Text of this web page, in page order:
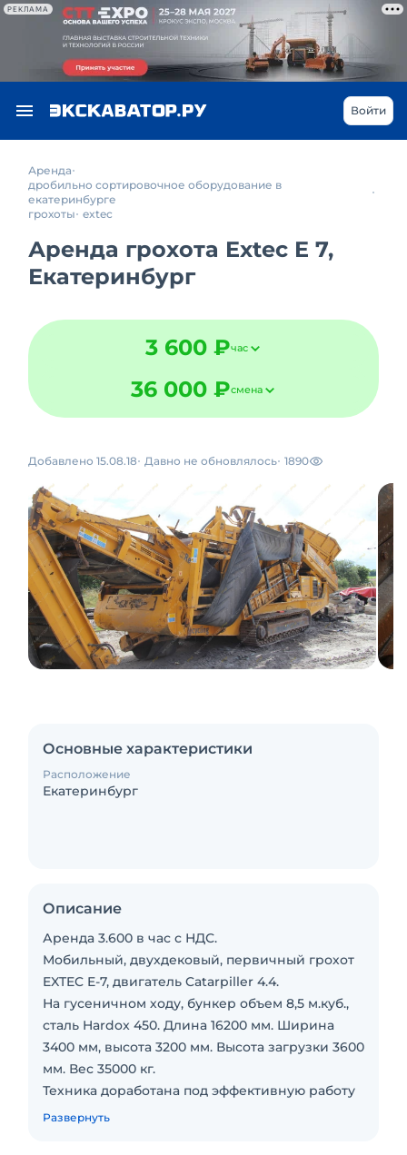
РЕКЛАМА
Войти
Аренда
дробильно сортировочное оборудование в
екатеринбурге
грохоты extec
Аренда грохота Extec E 7,
Екатеринбург
3 600 ₽час
36 000 ₽смена
Добавлено 15.08.18 Давно не обновлялось 1890
Основные характеристики
Расположение
Екатеринбург
Описание
Аренда 3.600 в час с НДС.
Мобильный, двухдековый, первичный грохот
EXTEC E-7, двигатель Catarpiller 4.4.
На гусеничном ходу, бункер объем 8,5 м.куб.,
сталь Hardox 450. Длина 16200 мм. Ширина
3400 мм, высота 3200 мм. Высота загрузки 3600
мм. Вес 35000 кг.
Техника доработана под эффективную работу
с магнитной сепарацией. Есть
Развернуть